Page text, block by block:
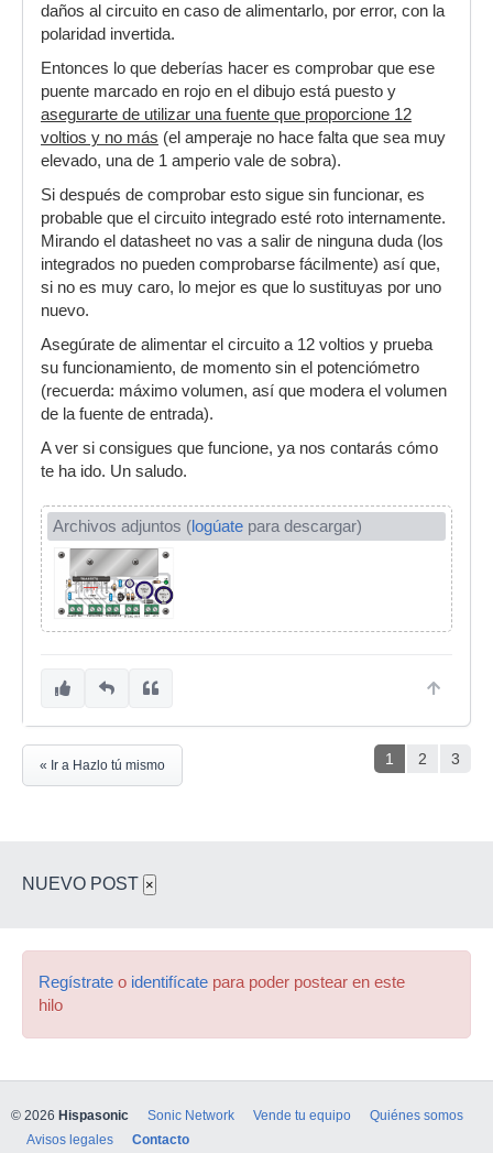
daños al circuito en caso de alimentarlo, por error, con la
polaridad invertida.
Entonces lo que deberías hacer es comprobar que ese
puente marcado en rojo en el dibujo está puesto y
asegurarte de utilizar una fuente que proporcione 12
voltios y no más (el amperaje no hace falta que sea muy
elevado, una de 1 amperio vale de sobra).
Si después de comprobar esto sigue sin funcionar, es
probable que el circuito integrado esté roto internamente.
Mirando el datasheet no vas a salir de ninguna duda (los
integrados no pueden comprobarse fácilmente) así que,
si no es muy caro, lo mejor es que lo sustituyas por uno
nuevo.
Asegúrate de alimentar el circuito a 12 voltios y prueba
su funcionamiento, de momento sin el potenciómetro
(recuerda: máximo volumen, así que modera el volumen
de la fuente de entrada).
A ver si consigues que funcione, ya nos contarás cómo
te ha ido. Un saludo.
Archivos adjuntos (logúate para descargar)
1 2 3
« Ir a Hazlo tú mismo
NUEVO POST ×
Regístrate o identifícate para poder postear en este
hilo
© 2026 Hispasonic Sonic Network Vende tu equipo
Quiénes somos
Avisos legales
Contacto